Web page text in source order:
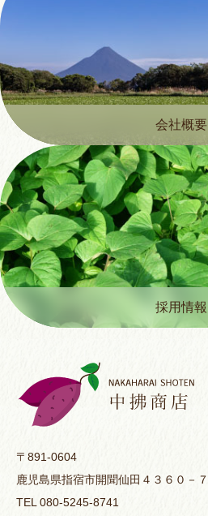
会社概要
採用情報
〒891-0604
鹿児島県指宿市開聞仙田４３６０－７
TEL 080-5245-8741